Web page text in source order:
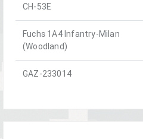
CH-53E
Fuchs 1A4 Infantry-Milan
(Woodland)
GAZ-233014